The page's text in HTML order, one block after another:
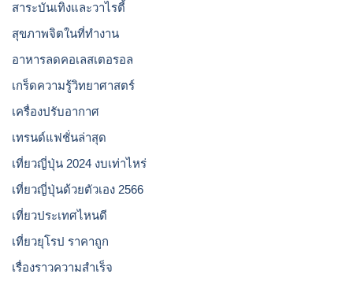
สาระบันเทิงและวาไรตี้
สุขภาพจิตในที่ทำงาน
อาหารลดคอเลสเตอรอล
เกร็ดความรู้วิทยาศาสตร์
เครื่องปรับอากาศ
เทรนด์แฟชั่นล่าสุด
เที่ยวญี่ปุ่น 2024 งบเท่าไหร่
เที่ยวญี่ปุ่นด้วยตัวเอง 2566
เที่ยวประเทศไหนดี
เที่ยวยุโรป ราคาถูก
เรื่องราวความสำเร็จ